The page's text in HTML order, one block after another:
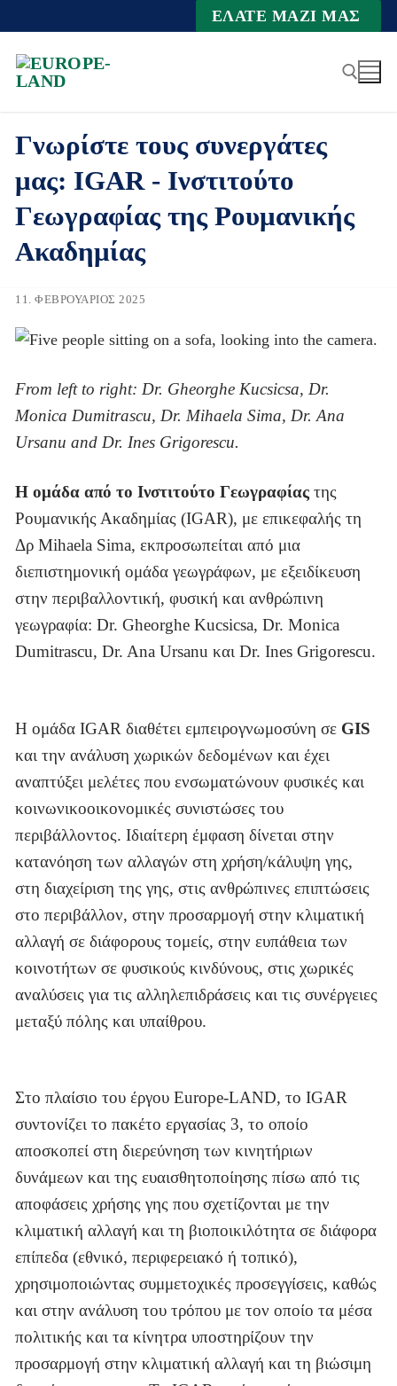
Inhalt
springen
ΕΛΆΤΕ ΜΑΖΊ ΜΑΣ
Γνωρίστε τους συνεργάτες
μας: IGAR - Ινστιτούτο
Γεωγραφίας της Ρουμανικής
Ακαδημίας
11. ΦΕΒΡΟΥΆΡΙΟΣ 2025
From left to right: Dr. Gheorghe Kucsicsa, Dr.
Monica Dumitrascu, Dr. Mihaela Sima, Dr. Ana
Ursanu and Dr. Ines Grigorescu.
Η ομάδα από το Ινστιτούτο Γεωγραφίας της
Ρουμανικής Ακαδημίας (IGAR), με επικεφαλής τη
Δρ Mihaela Sima, εκπροσωπείται από μια
διεπιστημονική ομάδα γεωγράφων, με εξειδίκευση
στην περιβαλλοντική, φυσική και ανθρώπινη
γεωγραφία: Dr. Gheorghe Kucsicsa, Dr. Monica
Dumitrascu, Dr. Ana Ursanu και Dr. Ines Grigorescu.
Η ομάδα IGAR διαθέτει εμπειρογνωμοσύνη σε GIS
και την ανάλυση χωρικών δεδομένων και έχει
αναπτύξει μελέτες που ενσωματώνουν φυσικές και
κοινωνικοοικονομικές συνιστώσες του
περιβάλλοντος. Ιδιαίτερη έμφαση δίνεται στην
κατανόηση των αλλαγών στη χρήση/κάλυψη γης,
στη διαχείριση της γης, στις ανθρώπινες επιπτώσεις
στο περιβάλλον, στην προσαρμογή στην κλιματική
αλλαγή σε διάφορους τομείς, στην ευπάθεια των
κοινοτήτων σε φυσικούς κινδύνους, στις χωρικές
αναλύσεις για τις αλληλεπιδράσεις και τις συνέργειες
μεταξύ πόλης και υπαίθρου.
Στο πλαίσιο του έργου Europe-LAND, το IGAR
συντονίζει το πακέτο εργασίας 3, το οποίο
αποσκοπεί στη διερεύνηση των κινητήριων
δυνάμεων και της ευαισθητοποίησης πίσω από τις
αποφάσεις χρήσης γης που σχετίζονται με την
κλιματική αλλαγή και τη βιοποικιλότητα σε διάφορα
επίπεδα (εθνικό, περιφερειακό ή τοπικό),
χρησιμοποιώντας συμμετοχικές προσεγγίσεις, καθώς
και στην ανάλυση του τρόπου με τον οποίο τα μέσα
πολιτικής και τα κίνητρα υποστηρίζουν την
προσαρμογή στην κλιματική αλλαγή και τη βιώσιμη